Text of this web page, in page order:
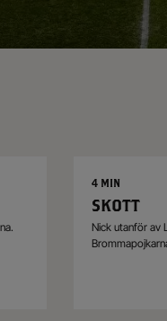
4 MIN
SKOTT
Nick utanför av